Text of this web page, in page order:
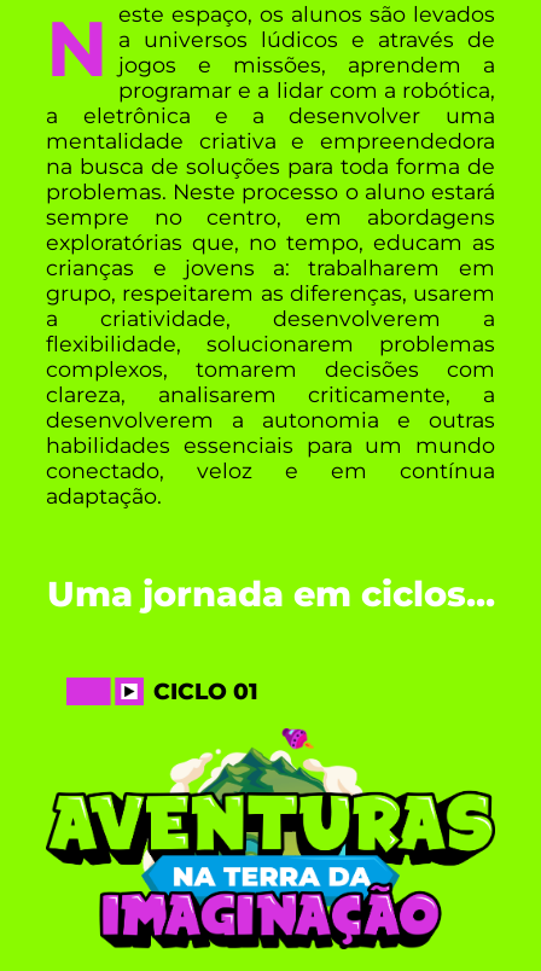
Neste espaço, os alunos são levados
a universos lúdicos e através de
jogos e missões, aprendem a
programar e a lidar com a robótica,
a eletrônica e a desenvolver uma
mentalidade criativa e empreendedora
na busca de soluções para toda forma de
problemas. Neste processo o aluno estará
sempre no centro, em abordagens
exploratórias que, no tempo, educam as
crianças e jovens a: trabalharem em
grupo, respeitarem as diferenças, usarem
a criatividade, desenvolverem a
flexibilidade, solucionarem problemas
complexos, tomarem decisões com
clareza, analisarem criticamente, a
desenvolverem a autonomia e outras
habilidades essenciais para um mundo
conectado, veloz e em contínua
adaptação.
Uma jornada em ciclos...
CICLO 01